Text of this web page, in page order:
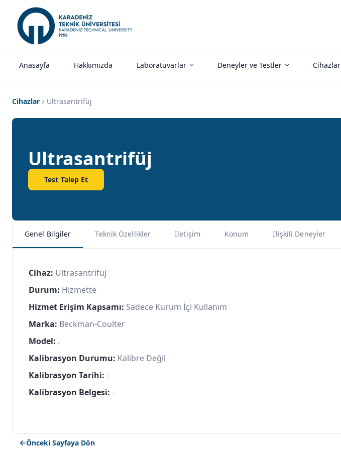
Anasayfa Hakkımızda Laboratuvarlar Deneyler ve Testler Cihazlar
Cihazlar Ultrasantrifüj
Ultrasantrifüj
Test Talep Et
Genel Bilgiler Teknik Özellikler İletişim Konum İlişkili Deneyler
Cihaz: Ultrasantrifüj
Durum: Hizmette
Hizmet Erişim Kapsamı: Sadece Kurum İçi Kullanım
Marka: Beckman-Coulter
Model: .
Kalibrasyon Durumu: Kalibre Değil
Kalibrasyon Tarihi: -
Kalibrasyon Belgesi: -
Önceki Sayfaya Dön